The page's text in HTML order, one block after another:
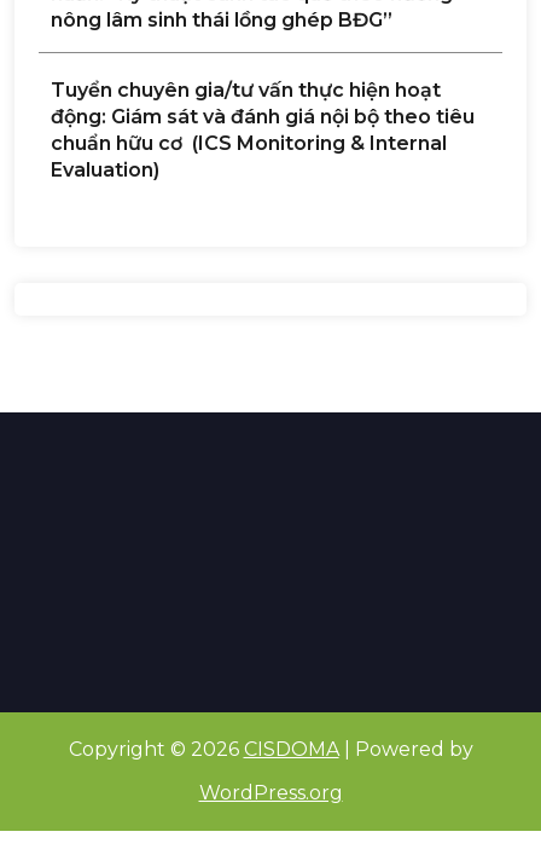
nông lâm sinh thái lồng ghép BĐG”
Tuyển chuyên gia/tư vấn thực hiện hoạt
động: Giám sát và đánh giá nội bộ theo tiêu
chuẩn hữu cơ (ICS Monitoring & Internal
Evaluation)
Copyright © 2026 CISDOMA| Powered by
WordPress.org